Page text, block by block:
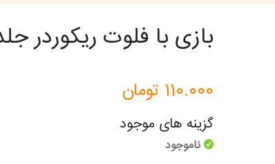
بازی با فلوت ریکوردر
110.000 تومان
گزینه های موجود
ناموجود